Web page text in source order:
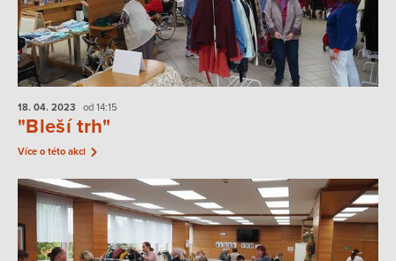
18. 04. 2023 od 14:15
"Bleší trh"
Více o této akci